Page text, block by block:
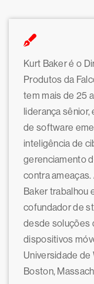
Kurt Baker é o
Produtos da
tem mais de 25
liderança
de software
inteligência de
gerenciamento
contra
Baker trabalhou
cofundador de
desde soluções
dispositivos
Universidade de
Boston,